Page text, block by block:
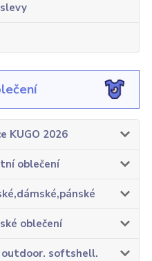
KUGO 2026
oblečení
oblečení
outdoor. softshell.